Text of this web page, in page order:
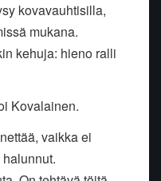
kovavauhtisilla,
mukana.
kehuja: hieno ralli
Kovalainen.
vaikka ei